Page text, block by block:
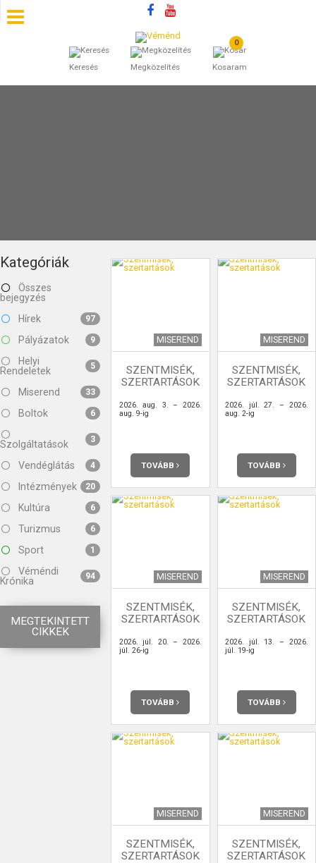
Keresés Megközelítés
0
Kosaram
SZÁLLÁSOK
BEJEGYZÉSEK
Kategóriák
Összes
bejegyzés
Hírek
97
Pályázatok 9
Helyi
Rendeletek
5
Miserend 33
Boltok 6
Szolgáltatások 3
Vendéglátás 4
Intézmények 20
Kultúra 6
Turizmus 6
Sport 1
Véméndi
Krónika
94
MEGTEKINTETT
CIKKEK
MISEREND
SZENTMISÉK,
SZERTARTÁSOK
2026. aug. 3. – 2026.
aug. 9-ig
TOVÁBB
MISEREND
SZENTMISÉK,
SZERTARTÁSOK
2026. júl. 27. – 2026.
aug. 2-ig
TOVÁBB
MISEREND
SZENTMISÉK,
SZERTARTÁSOK
2026. júl. 20. – 2026.
júl. 26-ig
TOVÁBB
MISEREND
SZENTMISÉK,
SZERTARTÁSOK
2026. júl. 13. – 2026.
júl. 19-ig
TOVÁBB
MISEREND
SZENTMISÉK,
SZERTARTÁSOK
MISEREND
SZENTMISÉK,
SZERTARTÁSOK